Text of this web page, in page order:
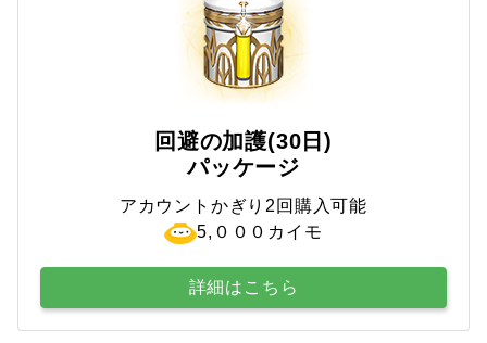
回避の加護(30日)
パッケージ
アカウントかぎり2回購入可能
5,０００カイモ
詳細はこちら